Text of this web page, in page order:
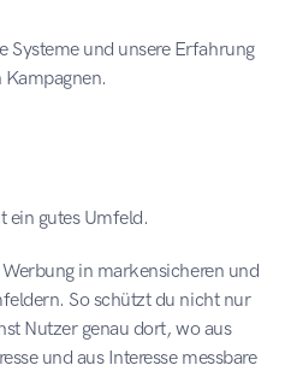
Systeme und unsere Erfahrung
Kampagnen.
ein gutes Umfeld.
in markensicheren und
So schützt du nicht nur
Nutzer genau dort, wo aus
und aus Interesse messbare